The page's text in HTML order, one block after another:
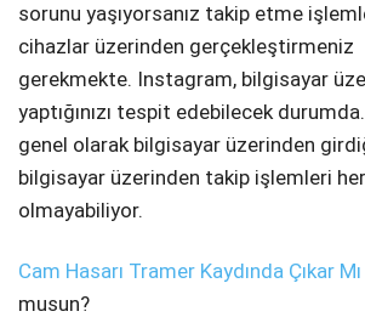
sorunu yaşıyorsanız takip etme
cihazlar üzerinden gerçekleştirmeniz
gerekmekte. Instagram, bilgisayar
yaptığınızı tespit edebilecek
genel olarak bilgisayar üzerinden
bilgisayar üzerinden takip işlemleri
olmayabiliyor.
Cam Hasarı Tramer Kaydında Çıkar Mı
musun?